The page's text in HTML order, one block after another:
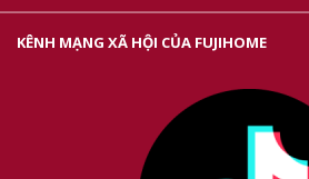
KÊNH MẠNG XÃ HỘI CỦA FUJIHOME